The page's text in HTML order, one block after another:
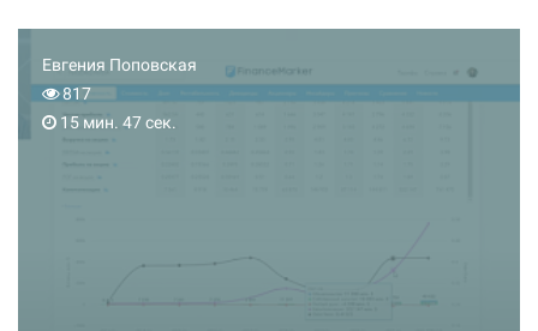
Евгения Поповская
817
15 мин. 47 сек.